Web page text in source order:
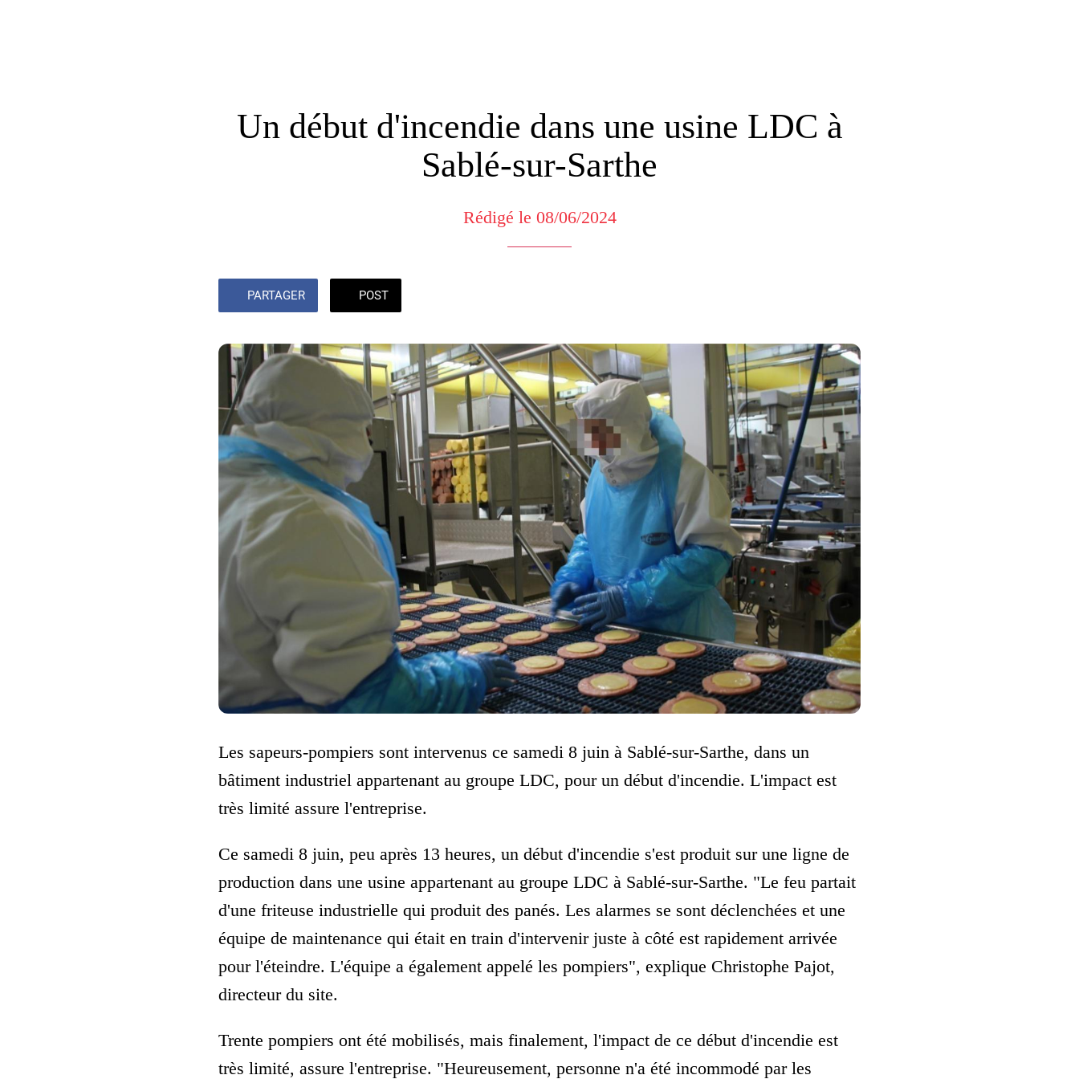
Un début d'incendie dans une usine LDC à
Sablé-sur-Sarthe
Rédigé le 08/06/2024
PARTAGER POST
Les sapeurs-pompiers sont intervenus ce samedi 8 juin à Sablé-sur-Sarthe, dans un
bâtiment industriel appartenant au groupe LDC, pour un début d'incendie. L'impact est
très limité assure l'entreprise.
Ce samedi 8 juin, peu après 13 heures, un début d'incendie s'est produit sur une ligne de
production dans une usine appartenant au groupe LDC à Sablé-sur-Sarthe. "Le feu partait
d'une friteuse industrielle qui produit des panés. Les alarmes se sont déclenchées et une
équipe de maintenance qui était en train d'intervenir juste à côté est rapidement arrivée
pour l'éteindre. L'équipe a également appelé les pompiers", explique Christophe Pajot,
directeur du site.
Trente pompiers ont été mobilisés, mais finalement, l'impact de ce début d'incendie est
très limité, assure l'entreprise. "Heureusement, personne n'a été incommodé par les